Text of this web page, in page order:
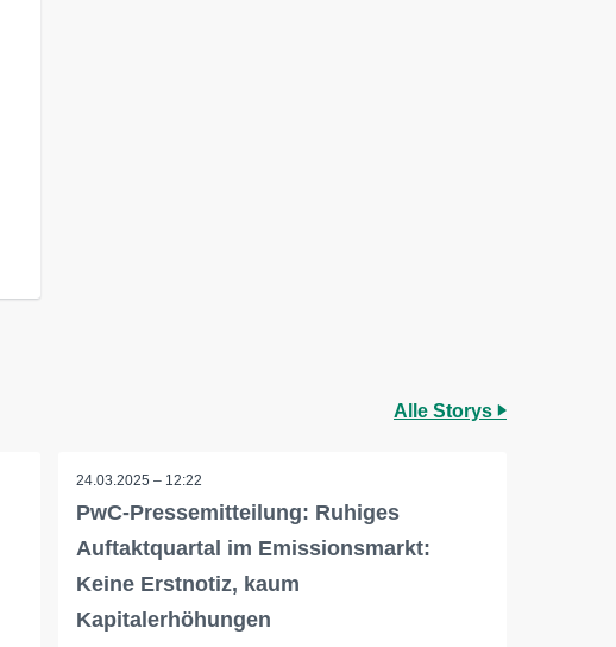
Alle Storys
24.03.2025 – 12:22
PwC-Pressemitteilung: Ruhiges
Auftaktquartal im Emissionsmarkt:
Keine Erstnotiz, kaum
Kapitalerhöhungen